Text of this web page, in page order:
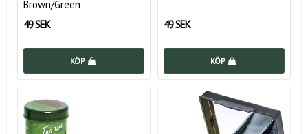
Brown/Green
49 SEK
KÖP
49 SEK
KÖP